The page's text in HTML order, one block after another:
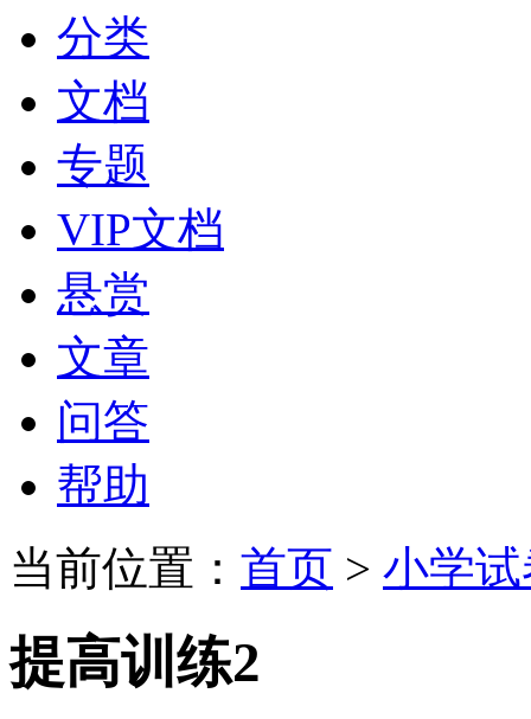
分类
文档
专题
VIP文档
悬赏
文章
问答
帮助
当前位置： 首页 > 小学
提高训练2